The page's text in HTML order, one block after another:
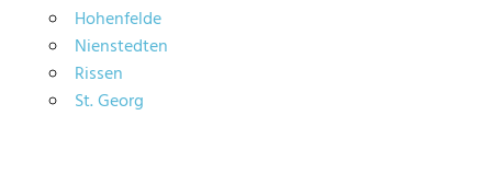
Hohenfelde
Nienstedten
Rissen
St. Georg